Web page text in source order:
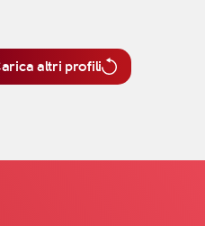
altri profili